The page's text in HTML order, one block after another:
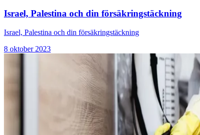
Israel, Palestina och din försäkringstäckning
Israel, Palestina och din försäkringstäckning
8 oktober 2023